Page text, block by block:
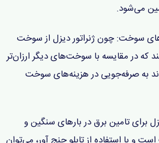
می‌شود.
سوخت: چون ژنراتور دیزل از سوخت
که در مقایسه با سوخت‌های دیگر ارزان‌تر
به صرفه‌جویی در هزینه‌های سوخت
برای تامین برق در بارهای سنگین و